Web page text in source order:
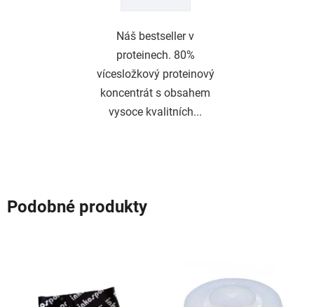
Náš bestseller v
proteinech. 80%
vícesložkový proteinový
koncentrát s obsahem
vysoce kvalitních...
Podobné produkty